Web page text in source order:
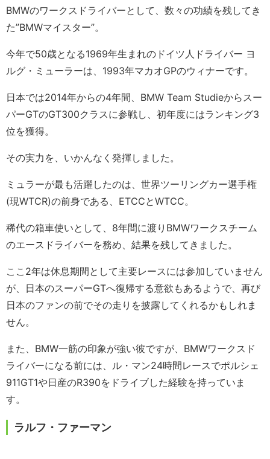
BMWのワークスドライバーとして、数々の功績を残してき
た”BMWマイスター”。
今年で50歳となる1969年生まれのドイツ人ドライバー ヨ
ルグ・ミューラーは、1993年マカオGPのウィナーです。
日本では2014年からの4年間、BMW Team Studieからスー
パーGTのGT300クラスに参戦し、初年度にはランキング3
位を獲得。
その実力を、いかんなく発揮しました。
ミュラーが最も活躍したのは、世界ツーリングカー選手権
(現WTCR)の前身である、ETCCとWTCC。
稀代の箱車使いとして、8年間に渡りBMWワークスチーム
のエースドライバーを務め、結果を残してきました。
ここ2年は休息期間として主要レースには参加していません
が、日本のスーパーGTへ復帰する意欲もあるようで、再び
日本のファンの前でその走りを披露してくれるかもしれま
せん。
また、BMW一筋の印象が強い彼ですが、BMWワークスド
ライバーになる前には、ル・マン24時間レースでポルシェ
911GT1や日産のR390をドライブした経験を持っていま
す。
ラルフ・ファーマン